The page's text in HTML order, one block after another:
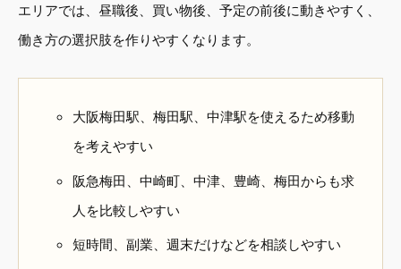
エリアでは、昼職後、買い物後、予定の前後に動きやすく、
働き方の選択肢を作りやすくなります。
大阪梅田駅、梅田駅、中津駅を使えるため移動
を考えやすい
阪急梅田、中崎町、中津、豊崎、梅田からも求
人を比較しやすい
短時間、副業、週末だけなどを相談しやすい